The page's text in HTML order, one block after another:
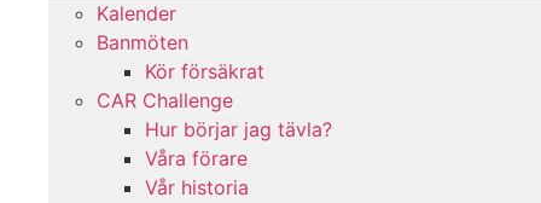
Kalender
Banmöten
Kör försäkrat
CAR Challenge
Hur börjar jag tävla?
Våra förare
Vår historia